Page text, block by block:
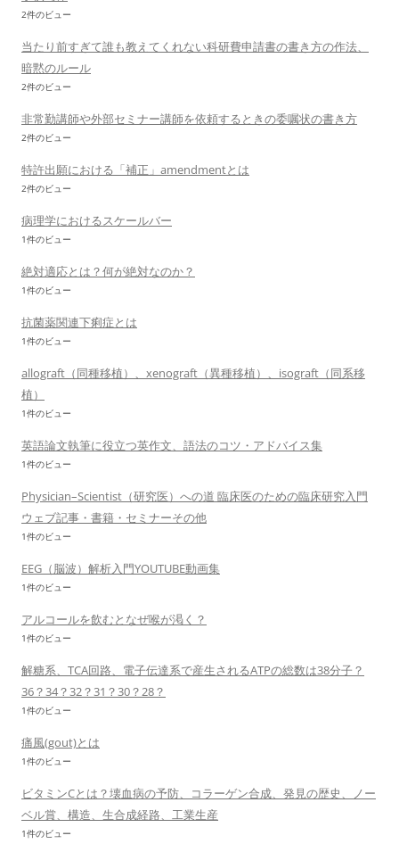
2件のビュー
当たり前すぎて誰も教えてくれない科研費申請書の書き方の作法、
暗黙のルール
2件のビュー
非常勤講師や外部セミナー講師を依頼するときの委嘱状の書き方
2件のビュー
特許出願における「補正」amendmentとは
2件のビュー
病理学におけるスケールバー
1件のビュー
絶対適応とは？何が絶対なのか？
1件のビュー
抗菌薬関連下痢症とは
1件のビュー
allograft（同種移植）、xenograft（異種移植）、isograft（同系移
植）
1件のビュー
英語論文執筆に役立つ英作文、語法のコツ・アドバイス集
1件のビュー
Physician–Scientist（研究医）への道 臨床医のための臨床研究入門
ウェブ記事・書籍・セミナーその他
1件のビュー
EEG（脳波）解析入門YOUTUBE動画集
1件のビュー
アルコールを飲むとなぜ喉が渇く？
1件のビュー
解糖系、TCA回路、電子伝達系で産生されるATPの総数は38分子？
36？34？32？31？30？28？
1件のビュー
痛風(gout)とは
1件のビュー
ビタミンCとは？壊血病の予防、コラーゲン合成、発見の歴史、ノー
ベル賞、構造、生合成経路、工業生産
1件のビュー